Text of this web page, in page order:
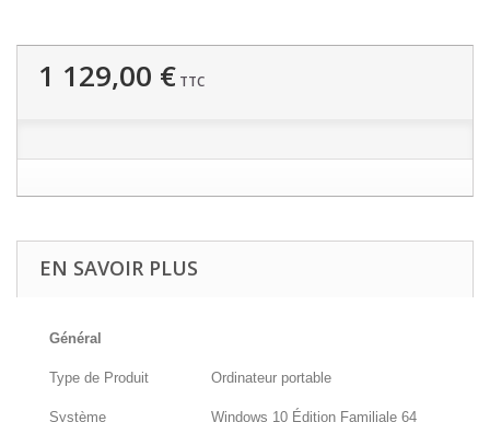
1 129,00 € TTC
EN SAVOIR PLUS
Général
Type de Produit Ordinateur portable
Système
Windows 10 Édition Familiale 64